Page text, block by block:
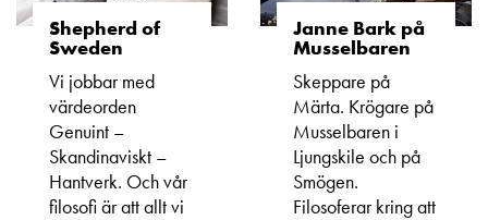
Shepherd of
Sweden
Vi jobbar med
värdeorden
Genuint –
Skandinaviskt –
Hantverk. Och vår
filosofi är att allt vi
Janne Bark på
Musselbaren
Skeppare på
Märta. Krögare på
Musselbaren i
Ljungskile och på
Smögen.
Filosoferar kring att